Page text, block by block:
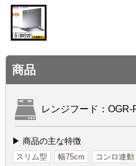
商品
レンジフード：
▶ 商品の主な特徴
スリム型 幅75cm コンロ連動